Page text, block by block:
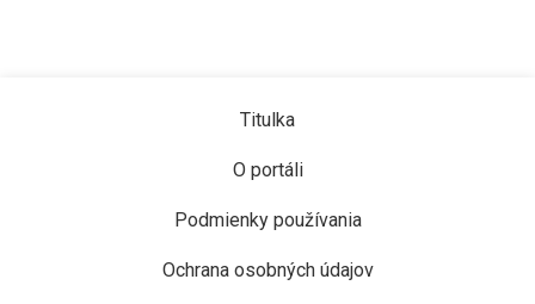
Titulka
O portáli
Podmienky používania
Ochrana osobných údajov